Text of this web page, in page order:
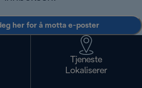
her for å motta e-poster
Tjeneste
Lokaliserer